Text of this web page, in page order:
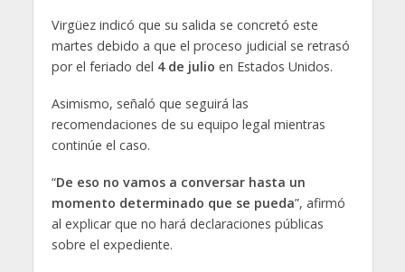
Virgüez indicó que su salida se concretó este
martes debido a que el proceso judicial se retrasó
por el feriado del 4 de julio en Estados Unidos.
Asimismo, señaló que seguirá las
recomendaciones de su equipo legal mientras
continúe el caso.
“De eso no vamos a conversar hasta un
momento determinado que se pueda”, afirmó
al explicar que no hará declaraciones públicas
sobre el expediente.